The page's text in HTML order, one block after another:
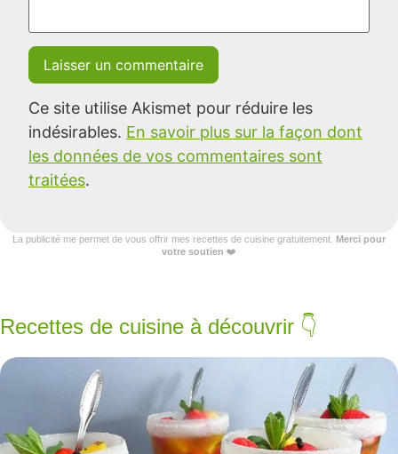
Ce site utilise Akismet pour réduire les
indésirables. En savoir plus sur la façon dont
les données de vos commentaires sont
traitées.
La publicité me permet de vous offrir mes recettes de cuisine gratuitement. Merci pour
votre soutien ❤️
Recettes de cuisine à découvrir 👇